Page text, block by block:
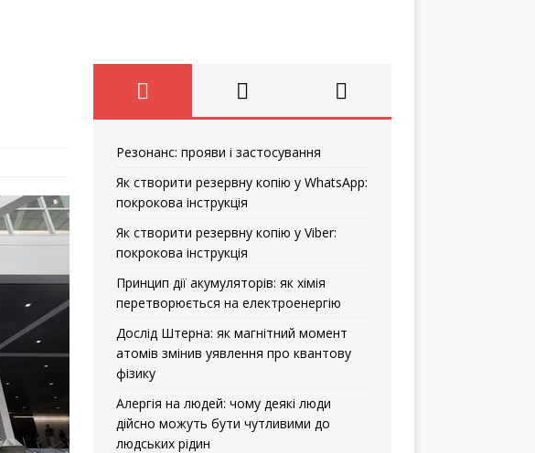
Резонанс: прояви і застосування
Як створити резервну копію у WhatsApp:
покрокова інструкція
Як створити резервну копію у Viber:
покрокова інструкція
Принцип дії акумуляторів: як хімія
перетворюється на електроенергію
Дослід Штерна: як магнітний момент
атомів змінив уявлення про квантову
фізику
Алергія на людей: чому деякі люди
дійсно можуть бути чутливими до
людських рідин